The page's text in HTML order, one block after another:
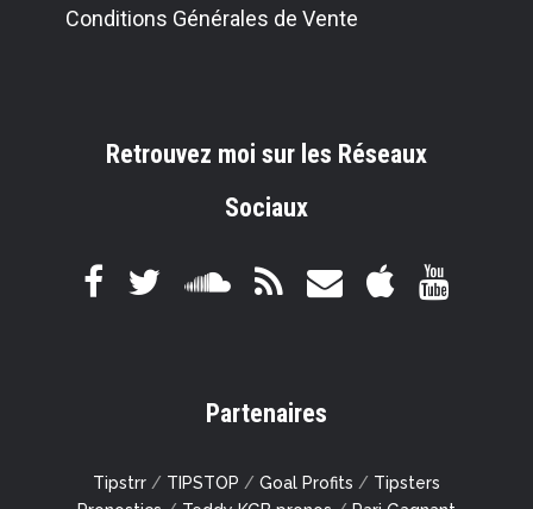
Conditions Générales de Vente
Retrouvez moi sur les Réseaux
Sociaux
Partenaires
Tipstrr / TIPSTOP / Goal Profits / Tipsters